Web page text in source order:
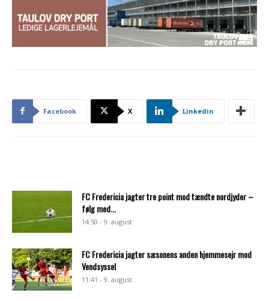
Facebook X Linkedin
FC Fredericia jagter tre point mod tændte nordjyder –
følg med...
14:50 - 9. august
FC Fredericia jagter sæsonens anden hjemmesejr mod
Vendsyssel
11:41 - 9. august